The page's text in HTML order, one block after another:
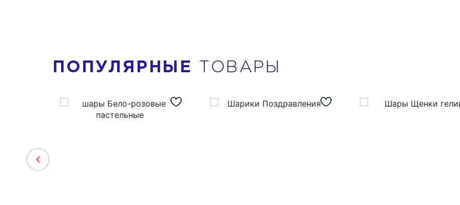
ПОПУЛЯРНЫЕ ТОВАРЫ